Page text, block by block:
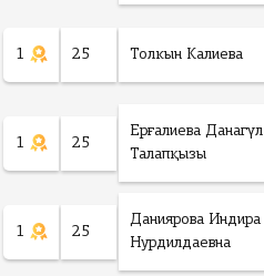
1 25 Толкын Калиева
1 25
Ерғалиева Данагүл
Талапқызы
1 25
Даниярова Индира
Нурдилдаевна